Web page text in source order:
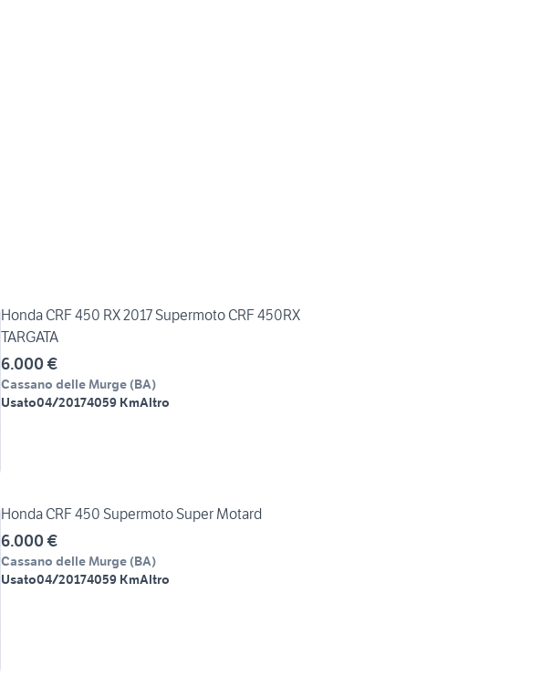
Honda CRF 450 RX 2017 Supermoto CRF 450RX
TARGATA
6.000 €
Cassano delle Murge (BA)
Usato04/20174059 KmAltro
Honda CRF 450 Supermoto Super Motard
6.000 €
Cassano delle Murge (BA)
Usato04/20174059 KmAltro